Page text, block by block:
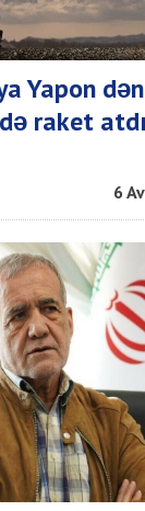
Yapon
raket atdı
6